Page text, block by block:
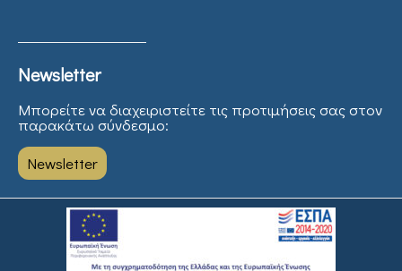
Newsletter
Μπορείτε να διαχειριστείτε τις προτιμήσεις σας στον
παρακάτω σύνδεσμο:
Newsletter